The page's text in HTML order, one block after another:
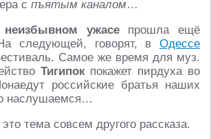
с пъятым каналом…
неизбывном ужасепрошла ещё
следующей, говорят, в Одессе
Самое же время для муз.
Тигипокпокажет пирдуха во
российские братья наших
наслушаемся…
тема совсем другого рассказа.